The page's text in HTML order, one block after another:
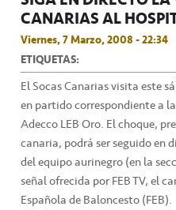
CANARIAS AL
Viernes, 7 Marzo, 2008 - 22:34
ETIQUETAS:
El Socas Canarias visita este
en partido correspondiente a
Adecco LEB Oro. El choque,
canaria, podrá ser seguido en
del equipo aurinegro (en la
señal ofrecida por FEB TV, el
Española de Baloncesto (FEB).